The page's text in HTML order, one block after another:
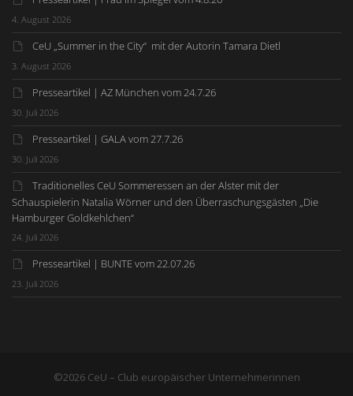
4. August 2026
CeU „Summer in the City“ mit der Autorin Tamara Dietl
3. August 2026
Presseartikel | AZ München vom 24.7.26
30. Juli 2026
Presseartikel | GALA vom 27.7.26
30. Juli 2026
Traditionelles CeU Sommeressen an der Alster mit der
Schauspielerin Natalia Wörner und den Überraschungsgästen „Die
Hamburger Goldkehlchen“
24. Juli 2026
Presseartikel | BUNTE vom 22.07.26
23. Juli 2026
©2026 CeU – Club europäischer Unternehmerinnen